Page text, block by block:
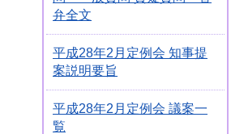
弁全文
平成28年2月定例会 知事提
案説明要旨
平成28年2月定例会 議案一
覧